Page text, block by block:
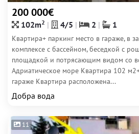
200 000€
102m2 4/5 2 1
Квартира+ паркинг место в гараже, в
комплексе с бассейном, беседкой с
площадкой и потрясающим видом со
Адриатическое море Квартира 102
гараже Квартира расположена...
Добра вода
11